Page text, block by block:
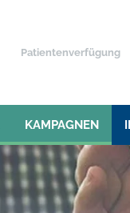
Patientenverfügung
KAMPAGNEN